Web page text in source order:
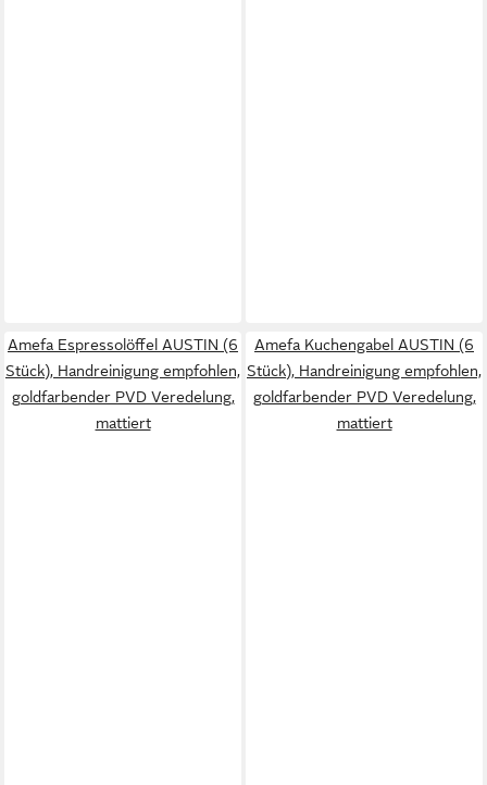
Amefa Espressolöffel AUSTIN (6
Stück), Handreinigung empfohlen,
goldfarbender PVD Veredelung,
mattiert
Amefa Kuchengabel AUSTIN (6
Stück), Handreinigung empfohlen,
goldfarbender PVD Veredelung,
mattiert